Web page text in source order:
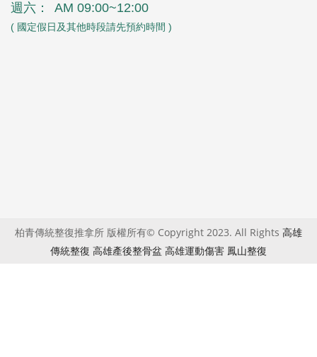
週六：
AM 09:00~12:00
( 國定假日及其他時段請先預約時間 )
柏青傳統整復推拿所 版權所有© Copyright 2023. All Rights 高雄
傳統整復 高雄產後整骨盆 高雄運動傷害 鳳山整復